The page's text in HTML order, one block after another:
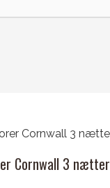
Cornwall 3 nætter